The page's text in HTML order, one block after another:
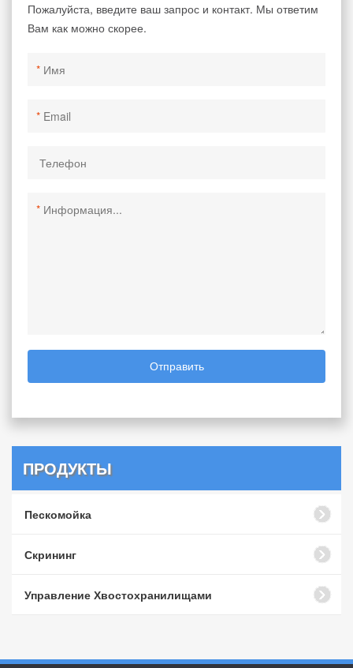
Пожалуйста, введите ваш запрос и контакт. Мы ответим
Вам как можно скорее.
*
*
*
Отправить
ПРОДУКТЫ
Пескомойка
Скрининг
Управление Хвостохранилищами